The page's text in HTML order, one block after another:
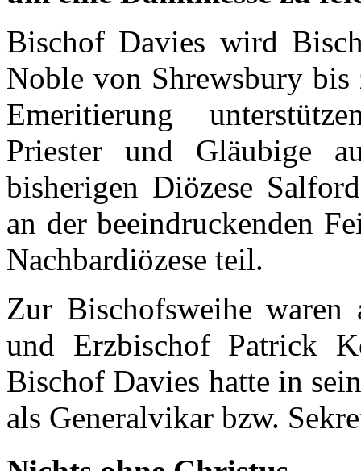
Bischof Davies wird
Noble von Shrewsbury bis
Emeritierung
Priester und Gläubige
bisherigen Diözese
an der beeindruckenden
Nachbardiözese teil.
Zur Bischofsweihe
und Erzbischof Patrick
Bischof Davies hatte in
als Generalvikar bzw.